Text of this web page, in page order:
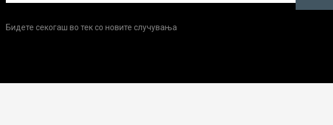
Бидете секогаш во тек со новите случувања